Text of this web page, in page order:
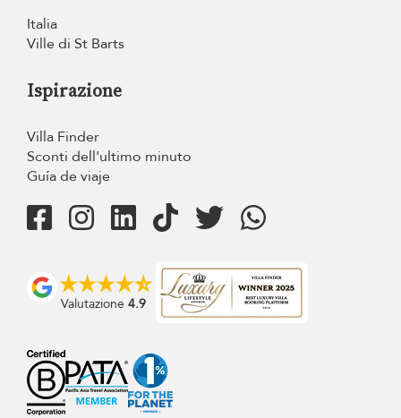
Italia
Ville di St Barts
Ispirazione
Villa Finder
Sconti dell'ultimo minuto
Guía de viaje
Valutazione 4.9